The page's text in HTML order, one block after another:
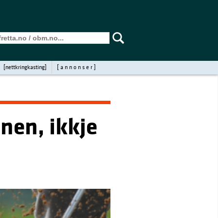
[nettkringkasting] [ a n n o n s e r ]
ikkje